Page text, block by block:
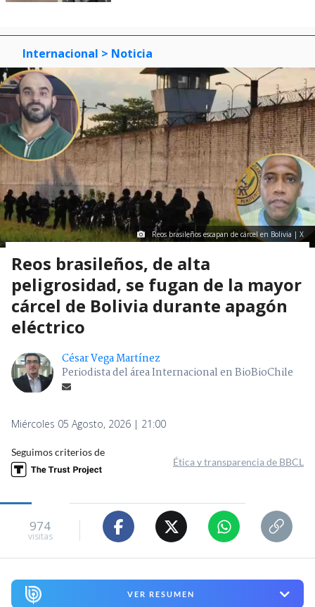
Internacional > Noticia
Reos brasileños escapan de cárcel en Bolivia | X
Reos brasileños, de alta
peligrosidad, se fugan de la mayor
cárcel de Bolivia durante apagón
eléctrico
César Vega Martínez
Periodista del área Internacional en BioBioChile
Miércoles 05 Agosto, 2026 | 21:00
Seguimos criterios de
Ética y transparencia de BBCL
974
visitas
VER RESUMEN